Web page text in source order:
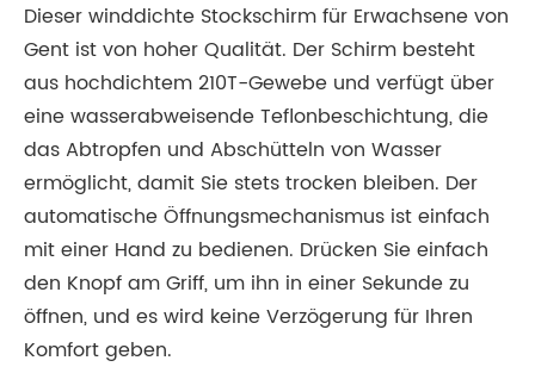
Dieser winddichte Stockschirm für Erwachsene von
Gent ist von hoher Qualität. Der Schirm besteht
aus hochdichtem 210T-Gewebe und verfügt über
eine wasserabweisende Teflonbeschichtung, die
das Abtropfen und Abschütteln von Wasser
ermöglicht, damit Sie stets trocken bleiben. Der
automatische Öffnungsmechanismus ist einfach
mit einer Hand zu bedienen. Drücken Sie einfach
den Knopf am Griff, um ihn in einer Sekunde zu
öffnen, und es wird keine Verzögerung für Ihren
Komfort geben.